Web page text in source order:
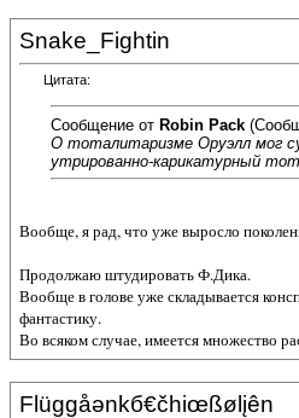
Snake_Fightin
Цитата:
Сообщение от Robin Pack
О тоталитаризме Оруэлл мог
утрированно-карикатурный
Вообще, я рад, что уже выросло
Продолжаю штудировать Ф.Дика.
Вообще в голове уже складывается
фантастику.
Во всяком случае, имеется множество
Flüggåәnkб€čhiœßølįên